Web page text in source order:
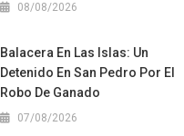
08/08/2026
Balacera En Las Islas: Un
Detenido En San Pedro Por El
Robo De Ganado
07/08/2026